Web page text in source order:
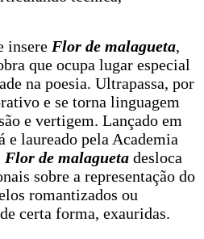
insere Flor de malagueta,
que ocupa lugar especial
na poesia. Ultrapassa, por
e se torna linguagem
e vertigem. Lançado em
e laureado pela Academia
Flor de malagueta desloca
sobre a representação do
romantizados ou
certa forma, exauridas.